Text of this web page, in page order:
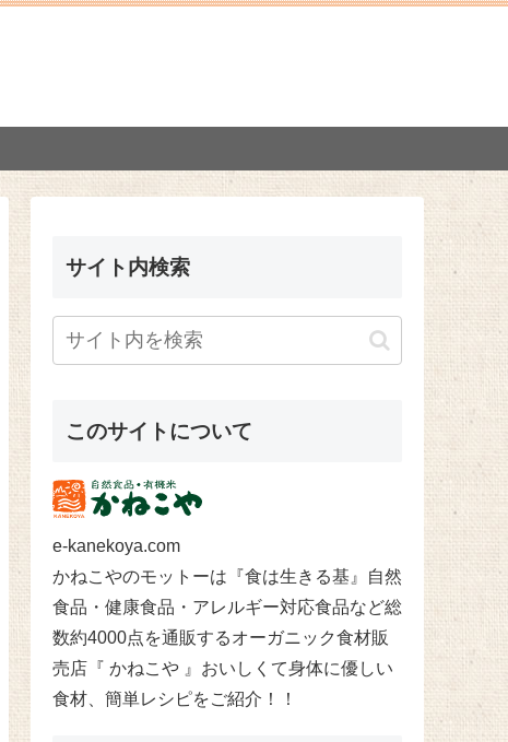
サイト内検索
このサイトについて
e-kanekoya.com
かねこやのモットーは『食は生きる基』自然
食品・健康食品・アレルギー対応食品など総
数約4000点を通販するオーガニック食材販
売店『 かねこや 』おいしくて身体に優しい
食材、簡単レシピをご紹介！！